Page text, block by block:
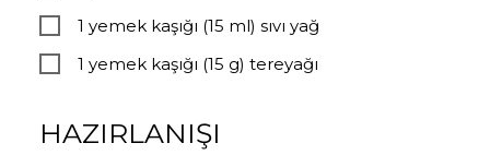
1 yemek kaşığı (15 ml) sıvı yağ
1 yemek kaşığı (15 g) tereyağı
HAZIRLANIŞI